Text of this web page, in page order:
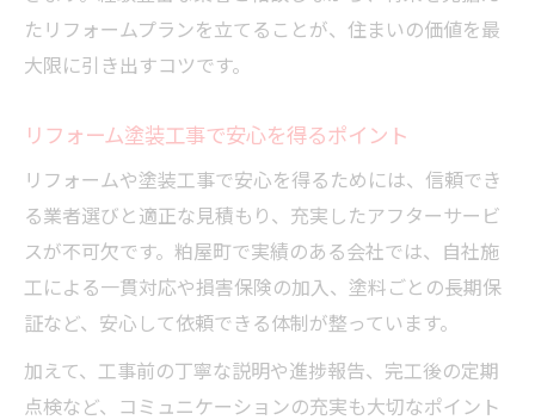
たリフォームプランを立てることが、住まいの価値を最
大限に引き出すコツです。
リフォーム塗装工事で安心を得るポイント
リフォームや塗装工事で安心を得るためには、信頼でき
る業者選びと適正な見積もり、充実したアフターサービ
スが不可欠です。粕屋町で実績のある会社では、自社施
工による一貫対応や損害保険の加入、塗料ごとの長期保
証など、安心して依頼できる体制が整っています。
加えて、工事前の丁寧な説明や進捗報告、完工後の定期
点検など、コミュニケーションの充実も大切なポイント